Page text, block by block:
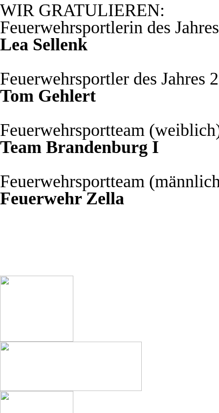
WIR GRATULIEREN:
Feuerwehrsportlerin des
Lea Sellenk
Feuerwehrsportler des Jahres
Tom Gehlert
Feuerwehrsportteam
Team Brandenburg I
Feuerwehrsportteam
Feuerwehr Zella